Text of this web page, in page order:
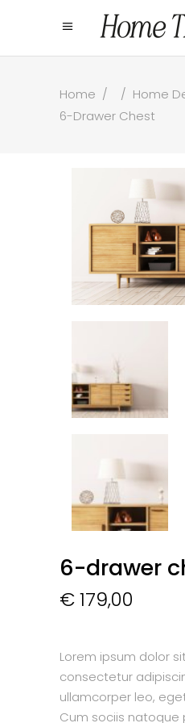
Home / / Home
6-Drawer Chest
6-drawer
€179,00
Lorem ipsum dolor
consectetur
ullamcorper leo,
Cum sociis natoque